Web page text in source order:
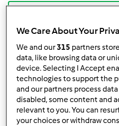
Ordenar por:
Mais Recentes
Resultados por página:
10
We Care About Your
We and our315 partners
data, like browsing data or
device. Selecting I Accept
technologies to support the
and our partners process
disabled, some content and
relevant to you. You can
your choices or withdraw